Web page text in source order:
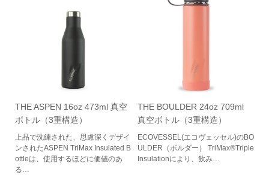
THE ASPEN 16oz 473ml 真空
ボトル（3重構造）
上品で洗練された、思慮深くデザイ
ンされたASPEN TriMax Insulated B
ottleは、使用するほどに価値のあ
る…
THE BOULDER 24oz 709ml
真空ボトル（3重構造）
ECOVESSEL(エコヴェッセル)のBO
ULDER（ボルダー） TriMax®Triple
Insulationにより、飲み…